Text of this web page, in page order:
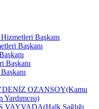
Başkanı
Başkanı
Başkanı
OZANSOY(Kamu
VAYVADA(Halk Sağlığı